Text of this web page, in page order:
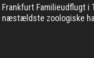
Frankfurt Familieudflugt i
næstældste zoologiske